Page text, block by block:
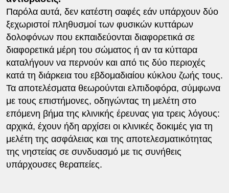
Παρόλα αυτά, δεν κατέστη σαφές εάν υπάρχουν δύο
ξεχωριστοί πληθυσμοί των φυσικών κυττάρων
δολοφόνων που εκπαιδεύονται διαφορετικά σε
διαφορετικά μέρη του σώματος ή αν τα κύτταρα
καταλήγουν να περνούν και από τις δύο περιοχές
κατά τη διάρκεια του εβδομαδιαίου κύκλου ζωής τους.
Τα αποτελέσματα θεωρούνται ελπιδοφόρα, σύμφωνα
με τους επιστήμονες, οδηγώντας τη μελέτη στο
επόμενη βήμα της κλινικής έρευνας για τρεις λόγους:
αρχικά, έχουν ήδη αρχίσει οι κλινικές δοκιμές για τη
μελέτη της ασφάλειας και της αποτελεσματικότητας
της νηστείας σε συνδυασμό με τις συνήθεις
υπάρχουσες θεραπείες.